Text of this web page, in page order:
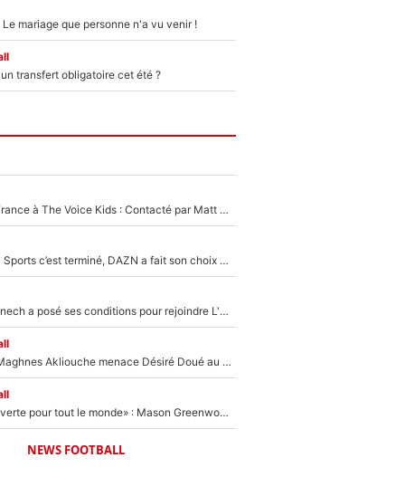
mariage que personne n'a vu venir !
transfert obligatoire cet été ?
De l'équipe de France à The Voice Kids : Contacté par Matt Pokora, Kylian Mbappé a accepté de jouer un rôle inédit sur TF1 !
La Liga sur beIN Sports c’est terminé, DAZN a fait son choix pour Benjamin Da Silva et Omar Da Fonseca !
Raymond Domenech a posé ses conditions pour rejoindre L'EQUIPE du Soir : Il refuse de faire l'émission avec un autre chroniqueur !
Le transfert de Maghnes Akliouche menace Désiré Doué au PSG : «Je valide à 200%»
«La porte est ouverte pour tout le monde» : Mason Greenwood et Pierre-Emerick Aubameyang ont quitté l'OM, Amine Gouiri balance sur la suite du mercato et sur la réaction du vestiaire !
NEWS FOOTBALL